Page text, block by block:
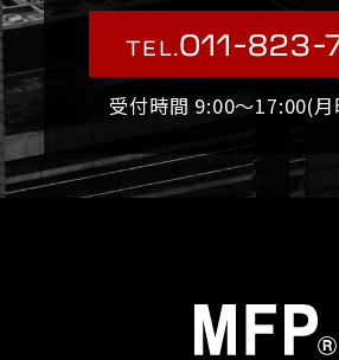
TEL.011-823-
受付時間 9:00〜17:00(